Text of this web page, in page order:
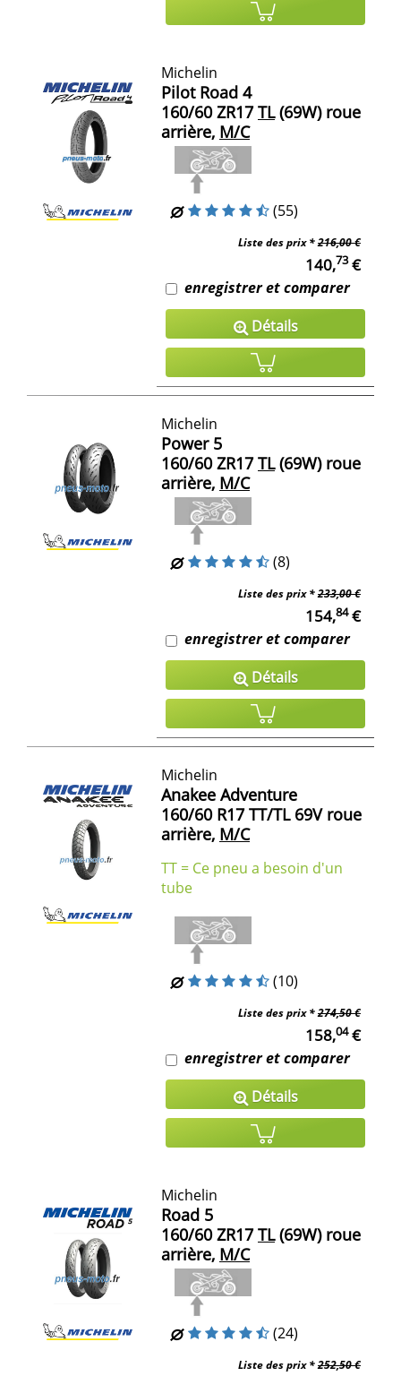
Michelin
Pilot Road 4
160/60 ZR17 TL(69W) roue
arrière, M/C
(55)
Liste des prix *216,00 €
140,73€
enregistrer et comparer
Détails
Michelin
Power 5
160/60 ZR17 TL(69W) roue
arrière, M/C
(8)
Liste des prix *233,00 €
154,84€
enregistrer et comparer
Détails
Michelin
Anakee Adventure
160/60 R17 TT/TL 69V roue
arrière, M/C
TT = Ce pneu a besoin d'un
tube
(10)
Liste des prix *274,50 €
158,04€
enregistrer et comparer
Détails
Michelin
Road 5
160/60 ZR17 TL(69W) roue
arrière, M/C
(24)
Liste des prix *252,50 €